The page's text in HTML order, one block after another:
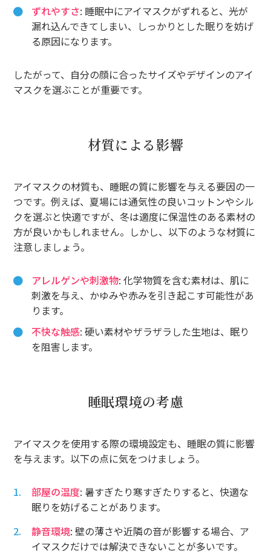
ずれやすさ: 睡眠中にアイマスクがずれると、光が
漏れ込んできてしまい、しっかりとした眠りを妨げ
る原因になります。
したがって、自分の顔に合ったサイズやデザインのアイ
マスクを選ぶことが重要です。
材質による影響
アイマスクの材質も、睡眠の質に影響を与える要因の一
つです。例えば、夏場には通気性の良いコットンやシル
クを選ぶと快適ですが、冬は適度に保温性のある素材の
方が良いかもしれません。しかし、以下のような材質に
注意しましょう。
アレルゲンや刺激物: 化学物質を含む素材は、肌に
刺激を与え、かゆみや赤みを引き起こす可能性があ
ります。
不快な触感: 硬い素材やザラザラした生地は、眠り
を阻害します。
睡眠環境の考慮
アイマスクを使用する際の環境設定も、睡眠の質に影響
を与えます。以下の点に気をつけましょう。
部屋の温度: 暑すぎたり寒すぎたりすると、快適な
眠りを妨げることがあります。
静音環境: 壁の薄さや近隣の音が影響する場合、ア
イマスクだけでは解決できないことが多いです。